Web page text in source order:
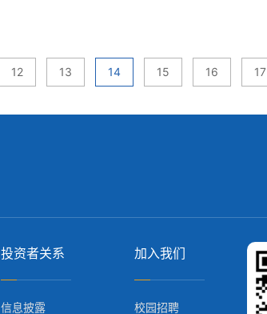
12 13 14 15 16 17
投资者关系
信息披露
加入我们
校园招聘